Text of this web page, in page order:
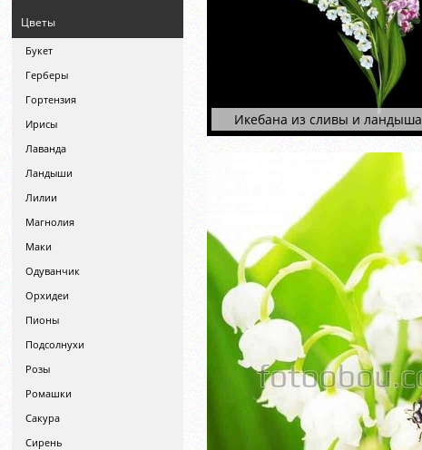
Цветы
Букет
Герберы
Гортензия
Ирисы
Лаванда
Ландыши
Лилии
Магнолия
Маки
Одуванчик
Орхидеи
Пионы
Подсолнухи
Розы
Ромашки
Сакура
Сирень
Икебана из сливы и ландыша